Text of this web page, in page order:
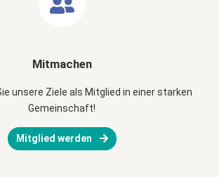
Mitmachen
unsere Ziele als Mitglied in einer starken
Gemeinschaft!
Mitglied werden